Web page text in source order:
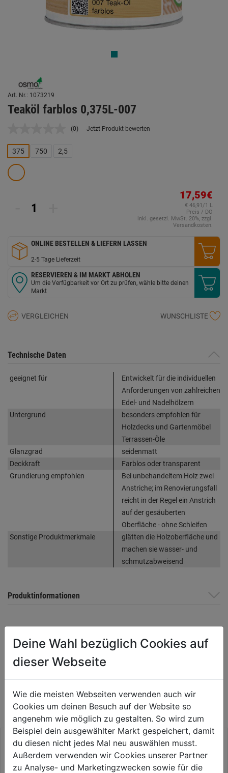
Art. Nr.: 1073219
Teaköl farblos 0,375L-007
Kein
(0) Jetzt Produkt bewerten
375 750 2,5
17,59€
€ 46,91/1 L
Preis / DO
inkl. gesetzl. MwSt. 20%, zzgl.
Versandkosten.
ONLINE BESTELLEN & LIEFERN LASSEN
2-5 Tage Lieferzeit
RESERVIEREN & IM MARKT ABHOLEN
Um die Verfügbarkeit vor Ort zu prüfen, wähle bitte deinen
Markt
VERGLEICHEN WUNSCHLISTE
Technische Daten
geeignet für
Entwickelt für die individuellen
Anforderungen von zahlreichen
Edel- und Nadelhölzern
Untergrund
besonders empfohlen für
Holzdecks und Gartenmöbel
Terrassen-Öle
Glanzgrad
seidenmatt
Deckkraft
Farblos oder transparent
Grundierung empfohlen
Bei unbehandeltem Holz zwei
Anstriche; im Renovierungsfall
reicht in der Regel ein Anstrich
auf der gesäuberten
Oberfläche - ohne Schleifen
Sonstige Produktmerkmale
glätten die Holzoberfläche und
machen sie wasser- und
schmutzabweisend
Produktinformationen
WEITERE PRODUKTE AUS DIESER
KATEGORIE
Deine Wahl bezüglich Cookies auf
dieser Webseite
Wie die meisten Webseiten verwenden auch wir
Cookies um deinen Besuch auf der Website so
angenehm wie möglich zu gestalten. So wird zum
Beispiel dein ausgewählter Markt gespeichert, damit
du diesen nicht jedes Mal neu auswählen musst.
Außerdem verwenden wir Cookies unserer Partner
zu Analyse- und Marketingzwecken sowie für die